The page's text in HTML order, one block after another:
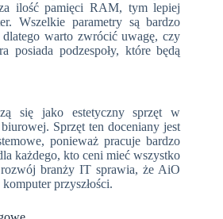
ilość pamięci RAM, tym lepiej
Wszelkie parametry są bardzo
warto zwrócić uwagę, czy
posiada podzespoły, które będą
się jako estetyczny sprzęt w
Sprzęt ten doceniany jest
ponieważ pracuje bardzo
każdego, kto ceni mieć wszystko
branży IT sprawia, że AiO
przyszłości.